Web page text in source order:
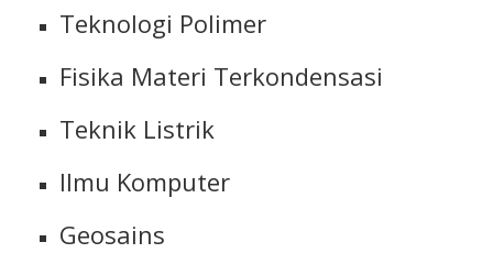
Teknologi Polimer
Fisika Materi Terkondensasi
Teknik Listrik
Ilmu Komputer
Geosains